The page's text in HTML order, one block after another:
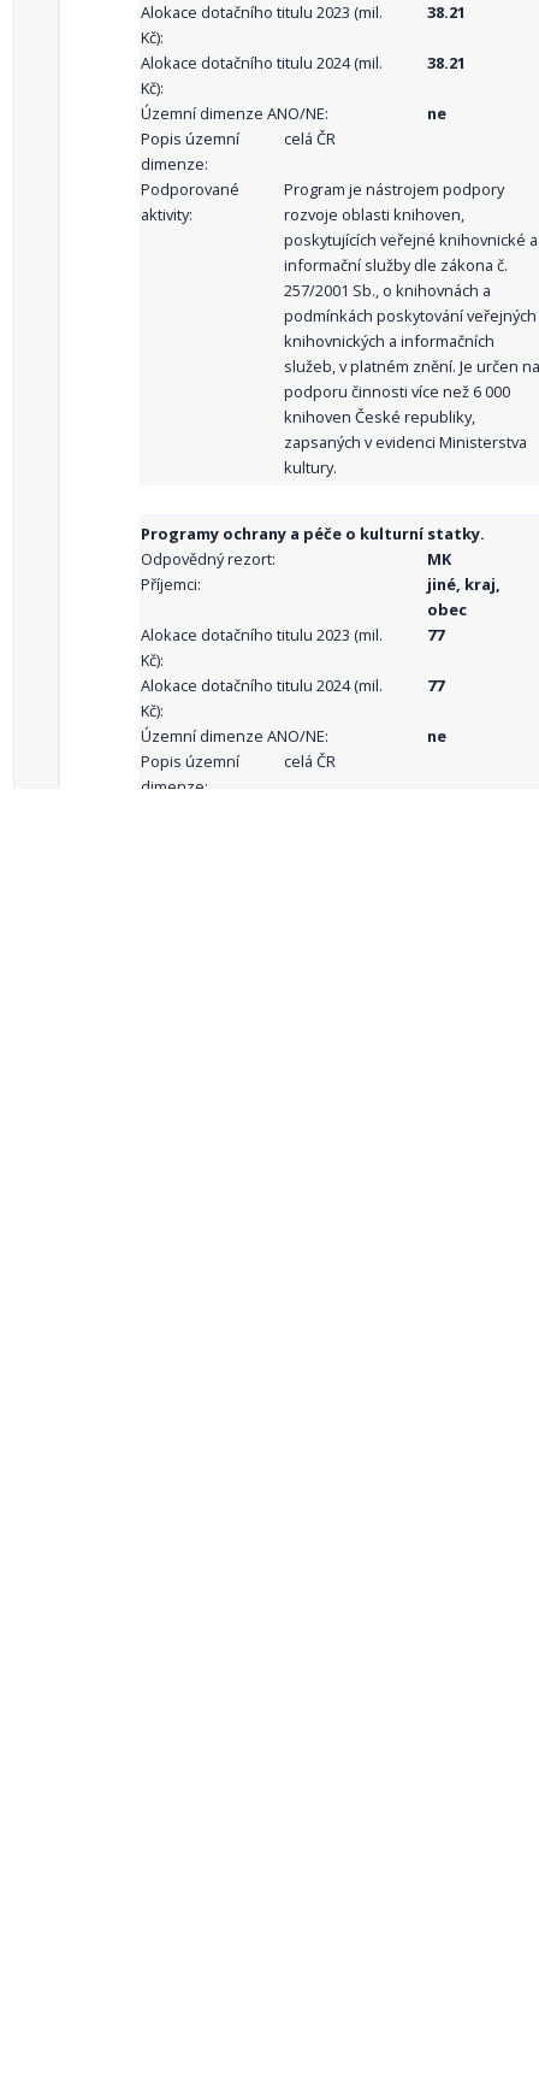
Alokace dotačního titulu 2023 (mil.
Kč):
38.21
Alokace dotačního titulu 2024 (mil.
Kč):
38.21
Územní dimenze ANO/NE:
ne
Popis územní
dimenze:
celá ČR
Podporované
aktivity:
Program je nástrojem podpory
rozvoje oblasti knihoven,
poskytujících veřejné knihovnické a
informační služby dle zákona č.
257/2001 Sb., o knihovnách a
podmínkách poskytování veřejných
knihovnických a informačních
služeb, v platném znění. Je určen na
podporu činnosti více než 6 000
knihoven České republiky,
zapsaných v evidenci Ministerstva
kultury.
Programy ochrany a péče o kulturní statky.
Odpovědný rezort:
MK
Příjemci:
jiné, kraj,
obec
Alokace dotačního titulu 2023 (mil.
Kč):
77
Alokace dotačního titulu 2024 (mil.
Kč):
77
Územní dimenze ANO/NE:
ne
Popis územní
dimenze:
celá ČR